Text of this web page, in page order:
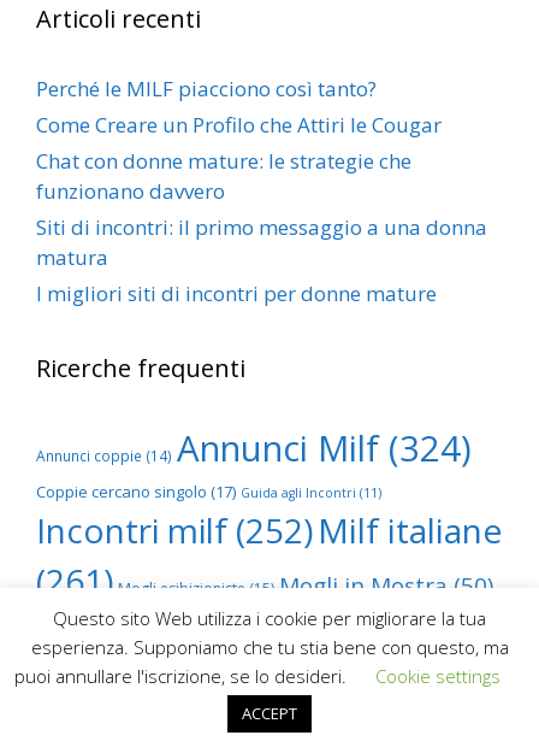
Articoli recenti
Perché le MILF piacciono così tanto?
Come Creare un Profilo che Attiri le Cougar
Chat con donne mature: le strategie che
funzionano davvero
Siti di incontri: il primo messaggio a una donna
matura
I migliori siti di incontri per donne mature
Ricerche frequenti
Annunci coppie (14) Annunci Milf(324)
Coppie cercano singolo (17) Guida agli Incontri (11)
Incontri milf(252)Milf italiane
(261) Mogli esibizioniste (15) Mogli in Mostra (50)
Scambio foto mogli(68)
© 2026Milf69
Questo sito Web utilizza i cookie per migliorare la tua
esperienza. Supponiamo che tu stia bene con questo, ma
puoi annullare l'iscrizione, se lo desideri.
Cookie settings
ACCEPT